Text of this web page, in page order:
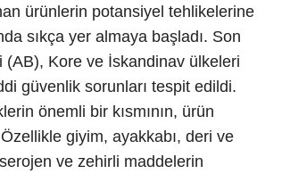
ürünlerin potansiyel tehlikelerine
sıkça yer almaya başladı. Son
(AB), Kore ve İskandinav ülkeleri
güvenlik sorunları tespit edildi.
önemli bir kısmının, ürün
Özellikle giyim, ayakkabı, deri ve
ve zehirli maddelerin